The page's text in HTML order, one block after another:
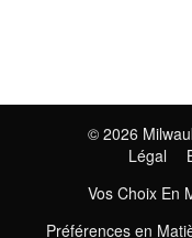
© 2026
Légal
Vos Choix En
Préférences en